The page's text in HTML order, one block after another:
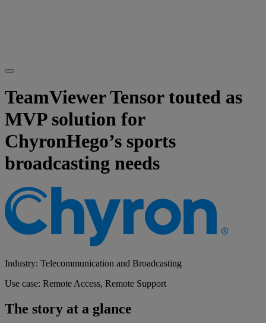
TeamViewer Tensor touted as
MVP solution for
ChyronHego’s sports
broadcasting needs
Industry: Telecommunication and Broadcasting
Use case: Remote Access, Remote Support
The story at a glance